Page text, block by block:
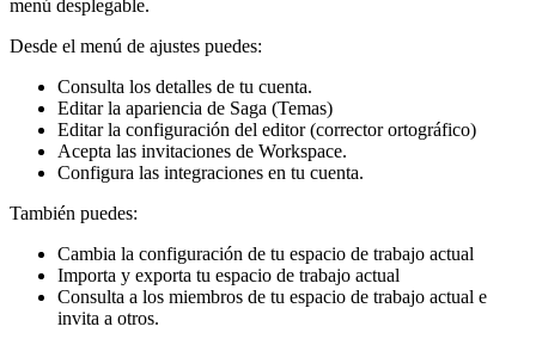
menú desplegable.
Desde el menú de ajustes puedes:
Consulta los detalles de tu cuenta.
Editar la apariencia de Saga (Temas)
Editar la configuración del editor (corrector ortográfico)
Acepta las invitaciones de Workspace.
Configura las integraciones en tu cuenta.
También puedes:
Cambia la configuración de tu espacio de trabajo actual
Importa y exporta tu espacio de trabajo actual
Consulta a los miembros de tu espacio de trabajo actual e
invita a otros.